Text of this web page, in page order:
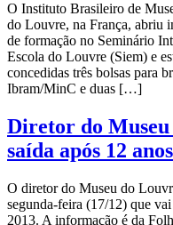
O Instituto Brasileiro de
do Louvre, na França, abriu
de formação no Seminário
Escola do Louvre (Siem) e
concedidas três bolsas para
Ibram/MinC e duas […]
Diretor do
saída após 12
O diretor do Museu do
segunda-feira (17/12) que
2013. A informação é da